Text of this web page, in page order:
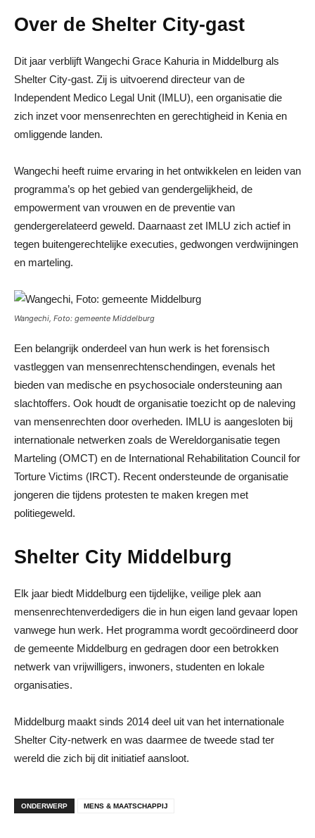
Over de Shelter City-gast
Dit jaar verblijft Wangechi Grace Kahuria in Middelburg als
Shelter City-gast. Zij is uitvoerend directeur van de
Independent Medico Legal Unit (IMLU), een organisatie die
zich inzet voor mensenrechten en gerechtigheid in Kenia en
omliggende landen.
Wangechi heeft ruime ervaring in het ontwikkelen en leiden van
programma’s op het gebied van gendergelijkheid, de
empowerment van vrouwen en de preventie van
gendergerelateerd geweld. Daarnaast zet IMLU zich actief in
tegen buitengerechtelijke executies, gedwongen verdwijningen
en marteling.
Wangechi, Foto: gemeente Middelburg
Een belangrijk onderdeel van hun werk is het forensisch
vastleggen van mensenrechtenschendingen, evenals het
bieden van medische en psychosociale ondersteuning aan
slachtoffers. Ook houdt de organisatie toezicht op de naleving
van mensenrechten door overheden. IMLU is aangesloten bij
internationale netwerken zoals de Wereldorganisatie tegen
Marteling (OMCT) en de International Rehabilitation Council for
Torture Victims (IRCT). Recent ondersteunde de organisatie
jongeren die tijdens protesten te maken kregen met
politiegeweld.
Shelter City Middelburg
Elk jaar biedt Middelburg een tijdelijke, veilige plek aan
mensenrechtenverdedigers die in hun eigen land gevaar lopen
vanwege hun werk. Het programma wordt gecoördineerd door
de gemeente Middelburg en gedragen door een betrokken
netwerk van vrijwilligers, inwoners, studenten en lokale
organisaties.
Middelburg maakt sinds 2014 deel uit van het internationale
Shelter City-netwerk en was daarmee de tweede stad ter
wereld die zich bij dit initiatief aansloot.
ONDERWERP MENS & MAATSCHAPPIJ